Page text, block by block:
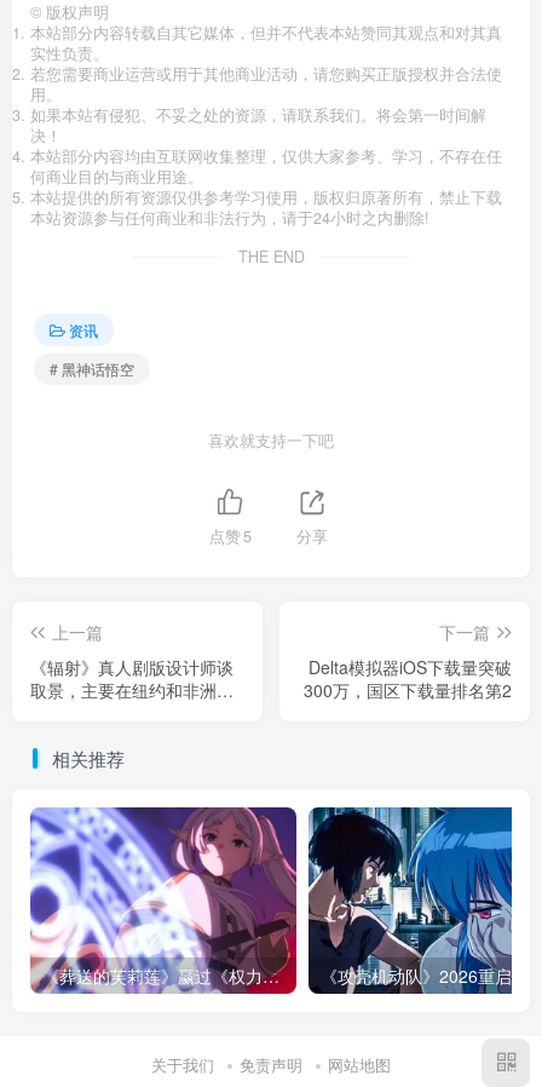
© 版权声明
本站部分内容转载自其它媒体，但并不代表本站赞同其观点和对其真
实性负责。
若您需要商业运营或用于其他商业活动，请您购买正版授权并合法使
用。
如果本站有侵犯、不妥之处的资源，请联系我们。将会第一时间解
决！
本站部分内容均由互联网收集整理，仅供大家参考、学习，不存在任
何商业目的与商业用途。
本站提供的所有资源仅供参考学习使用，版权归原著所有，禁止下载
本站资源参与任何商业和非法行为，请于24小时之内删除!
THE END
资讯
# 黑神话悟空
喜欢就支持一下吧
点赞5 分享
上一篇
《辐射》真人剧版设计师谈
取景，主要在纽约和非洲完
下一篇
Delta模拟器iOS下载量突破
300万，国区下载量排名第2
相关推荐
《葬送的芙莉莲》赢过《权力的游戏》的地方，不是魔法更多！而是从不糊弄代价！
关于我们 免责声明 网站地图